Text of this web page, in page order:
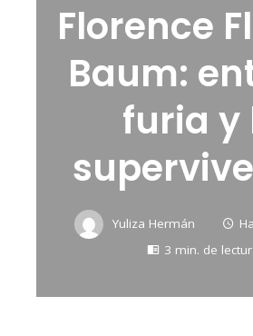
Florence
Baum:
furia y
Yuliza Hermán
3 min. de